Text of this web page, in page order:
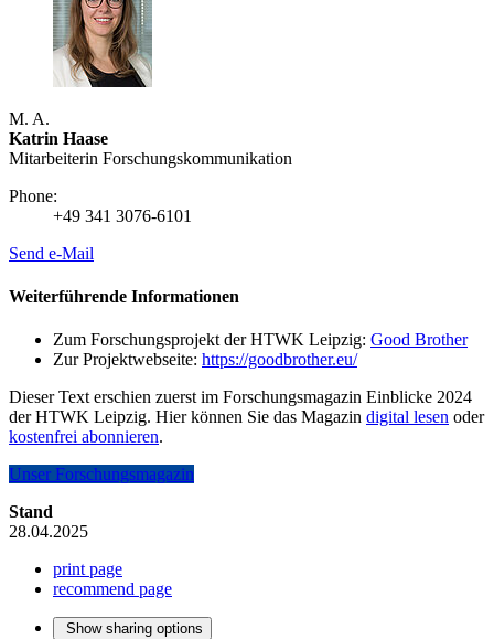
M. A.
Katrin Haase
Mitarbeiterin Forschungs­kommunikation
Phone:
+49 341 3076-6101
Send e-Mail
Weiterführende Informationen
Zum Forschungsprojekt der HTWK Leipzig: Good Brother
Zur Projektwebseite: https://goodbrother.eu/
Dieser Text erschien zuerst im Forschungsmagazin Einblicke 2024
der HTWK Leipzig. Hier können Sie das Magazin digital lesen oder
kostenfrei abonnieren.
Unser Forschungsmagazin
Stand
28.04.2025
print page
recommend page
Show sharing options